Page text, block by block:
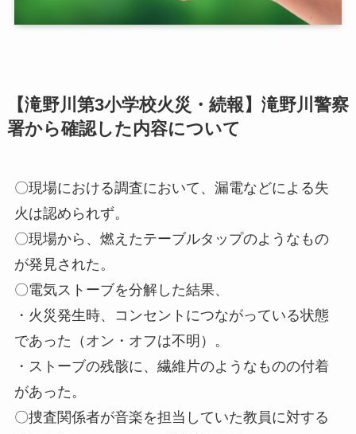
【滝野川第3小学校火災・続報】滝野川警察
署から確認した内容について
〇現場における調査において、漏電などによる失
火は認められず。
〇現場から、燃えたテーブルタップのようなもの
が発見された。
〇電気ストーブを分解した結果、
・火災発生時、コンセントにつながっている状態
であった（オン・オフは不明）。
・ストーブの残骸に、繊維片のようなものの付着
があった。
〇捜査関係者が音楽を担当していた教員に対する